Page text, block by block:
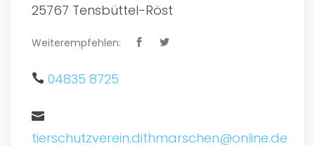
25767 Tensbüttel-Röst
Weiterempfehlen:
04835 8725
tierschutzverein.dithmarschen@online.de